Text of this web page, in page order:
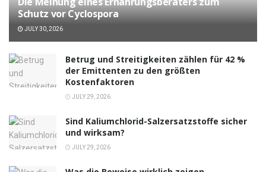
Schutz vor Cyclospora
JULY 30, 2026
Betrug und Streitigkeiten zählen für 42 %
der Emittenten zu den größten
Kostenfaktoren
JULY 29, 2026
Sind Kaliumchlorid-Salzersatzstoffe sicher
und wirksam?
JULY 29, 2026